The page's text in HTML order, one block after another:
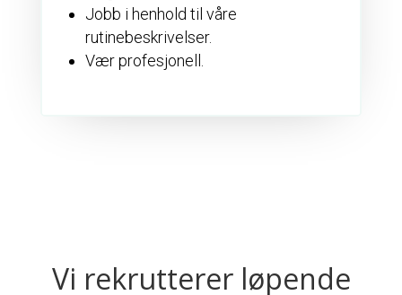
Jobb i henhold til våre
rutinebeskrivelser.
Vær profesjonell.
Vi rekrutterer løpende